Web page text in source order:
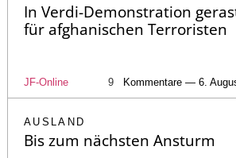
In Verdi-Demonstration
für afghanischen Terroristen
JF-Online 9 Kommentare — 6.
AUSLAND
Bis zum nächsten Ansturm